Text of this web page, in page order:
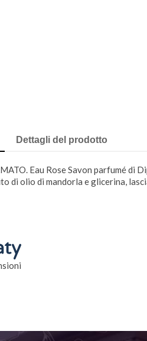
Dettagli del prodotto
Eau Rose Savon parfumé di
di olio di mandorla e glicerina,